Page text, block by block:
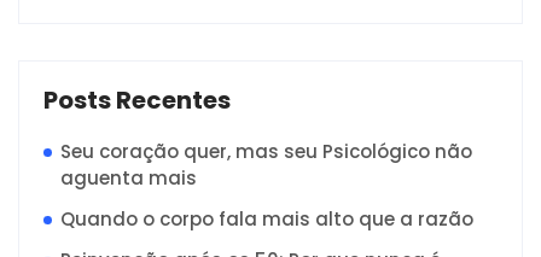
Posts Recentes
Seu coração quer, mas seu Psicológico não
aguenta mais
Quando o corpo fala mais alto que a razão